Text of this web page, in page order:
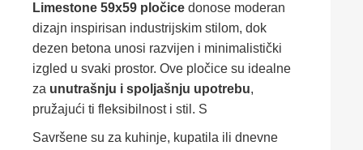
Limestone 59x59 pločice donose moderan
dizajn inspirisan industrijskim stilom, dok
dezen betona unosi razvijen i minimalistički
izgled u svaki prostor. Ove pločice su idealne
za unutrašnju i spoljašnju upotrebu,
pružajući ti fleksibilnost i stil. S
Savršene su za kuhinje, kupatila ili dnevne